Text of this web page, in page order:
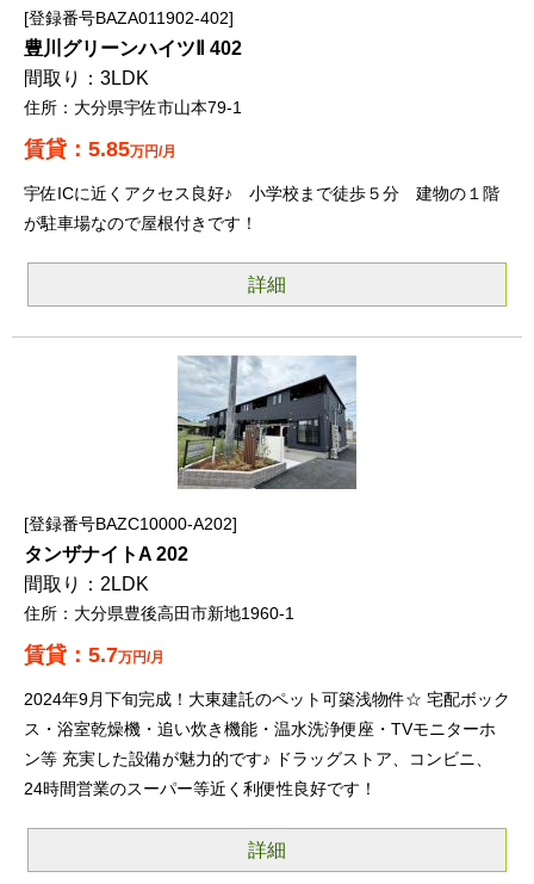
登録番号BAZA011902-402
豊川グリーンハイツⅡ 402
3LDK
大分県宇佐市山本79-1
5.85万円/月
宇佐ICに近くアクセス良好♪ 小学校まで徒歩５分 建物の１階
が駐車場なので屋根付きです！
詳細
登録番号BAZC10000-A202
タンザナイトA 202
2LDK
大分県豊後高田市新地1960-1
5.7万円/月
2024年9月下旬完成！大東建託のペット可築浅物件☆ 宅配ボック
ス・浴室乾燥機・追い炊き機能・温水洗浄便座・TVモニターホ
ン等 充実した設備が魅力的です♪ ドラッグストア、コンビニ、
24時間営業のスーパー等近く利便性良好です！
詳細